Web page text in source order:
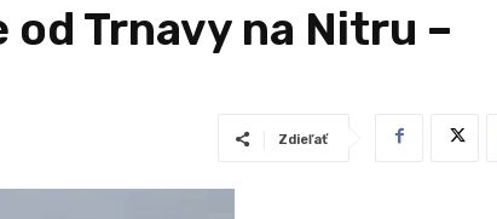
od Trnavy na Nitru –
Zdieľať